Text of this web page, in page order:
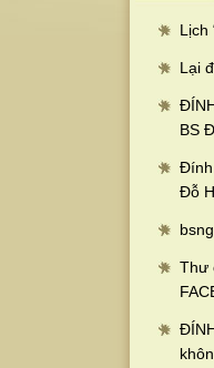
Lịch
Lại
BS
Đính
Đỗ
Thư